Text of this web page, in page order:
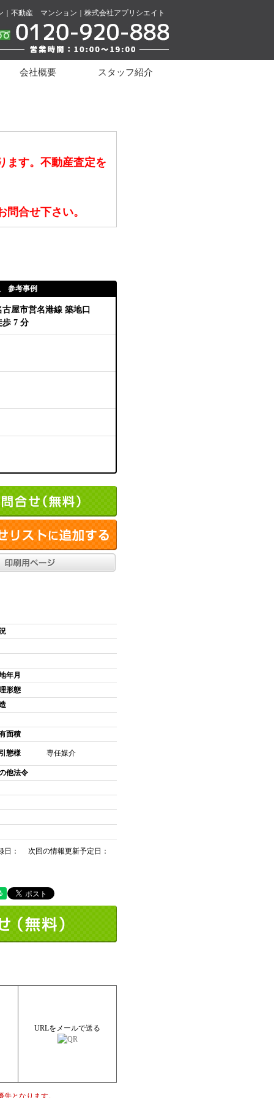
不動産 マンション｜株式会社アプリシエイト
会社概要 スタッフ紹介
ます。不動産査定を
合せ下さい。
参考事例
古屋市営名港線 築地口
歩 7 分
年月
形態
面積
態様 専任媒介
他法令
日： 次回の情報更新予定日：
URLをメールで送る
となります。